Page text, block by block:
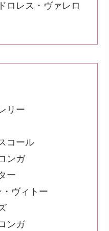
ロレス・ヴァレロ
リー
コール
ンガ
ー
ヴィトー
ンガ